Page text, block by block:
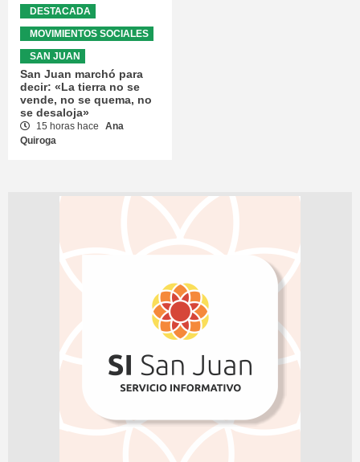
DESTACADA
MOVIMIENTOS SOCIALES
SAN JUAN
San Juan marchó para
decir: «La tierra no se
vende, no se quema, no
se desaloja»
15 horas hace
Ana
Quiroga